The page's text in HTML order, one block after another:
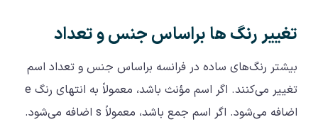
تغییر رنگ‌ ها براساس جنس و تعداد
بیشتر رنگ‌های ساده در فرانسه براساس جنس و تعداد اسم
تغییر می‌کنند. اگر اسم مؤنث باشد، معمولاً به انتهای رنگ e
اضافه می‌شود. اگر اسم جمع باشد، معمولاً s اضافه می‌شود.